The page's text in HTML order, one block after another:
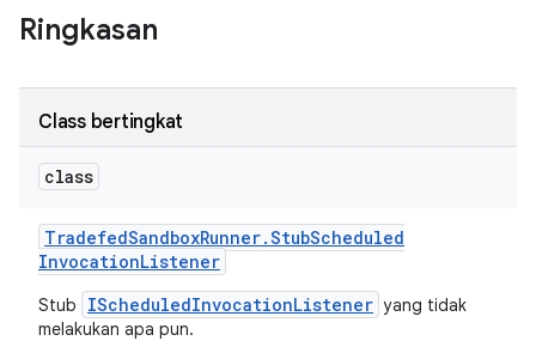
Ringkasan
Class bertingkat
class
TradefedSandboxRunner.StubScheduled
InvocationListener
Stub IScheduledInvocationListener yang tidak
melakukan apa pun.